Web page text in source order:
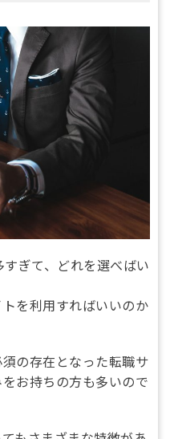
すぎて、どれを選べばい
を利用すればいいのか
の存在となった転職サ
お持ちの方も多いので